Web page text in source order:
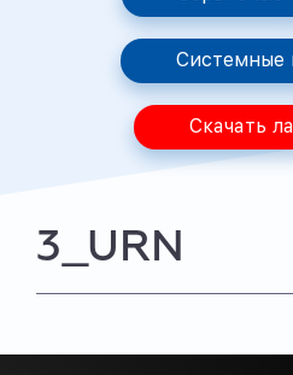
Системные
Скачать
3_URN